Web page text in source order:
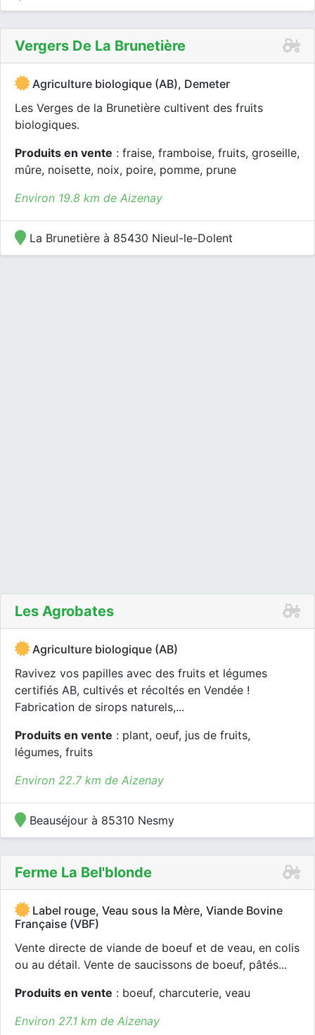
Vergers De La Brunetière
Agriculture biologique (AB), Demeter
Les Verges de la Brunetière cultivent des fruits
biologiques.
Produits en vente : fraise, framboise, fruits, groseille,
mûre, noisette, noix, poire, pomme, prune
Environ 19.8 km de Aizenay
La Brunetière à 85430 Nieul-le-Dolent
Les Agrobates
Agriculture biologique (AB)
Ravivez vos papilles avec des fruits et légumes
certifiés AB, cultivés et récoltés en Vendée !
Fabrication de sirops naturels,...
Produits en vente : plant, oeuf, jus de fruits,
légumes, fruits
Environ 22.7 km de Aizenay
Beauséjour à 85310 Nesmy
Ferme La Bel'blonde
Label rouge, Veau sous la Mère, Viande Bovine
Française (VBF)
Vente directe de viande de boeuf et de veau, en colis
ou au détail. Vente de saucissons de boeuf, pâtés...
Produits en vente : boeuf, charcuterie, veau
Environ 27.1 km de Aizenay